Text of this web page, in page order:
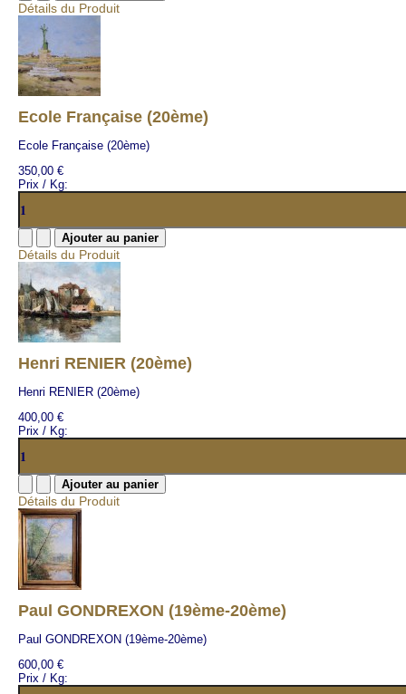
Détails du Produit
Ecole Française (20ème)
Ecole Française (20ème)
350,00 €
Prix / Kg:
Détails du Produit
Henri RENIER (20ème)
Henri RENIER (20ème)
400,00 €
Prix / Kg:
Détails du Produit
Paul GONDREXON (19ème-20ème)
Paul GONDREXON (19ème-20ème)
600,00 €
Prix / Kg: